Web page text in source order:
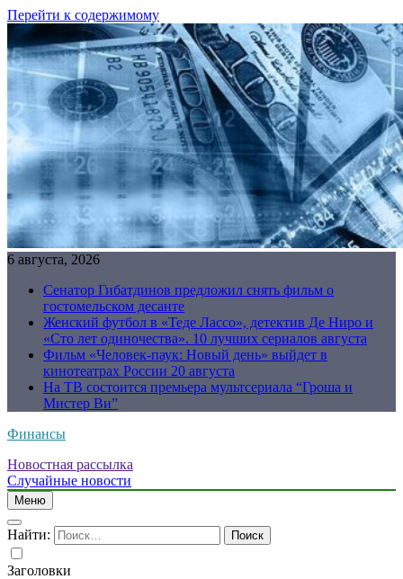
Перейти к содержимому
6 августа, 2026
Сенатор Гибатдинов предложил снять фильм о
гостомельском десанте
Женский футбол в «Теде Лассо», детектив Де Ниро и
«Сто лет одиночества». 10 лучших сериалов августа
Фильм «Человек-паук: Новый день» выйдет в
кинотеатрах России 20 августа
На ТВ состоится премьера мультсериала “Гроша и
Мистер Ви”
Финансы
Новостная рассылка
Случайные новости
Меню
Найти:
Заголовки